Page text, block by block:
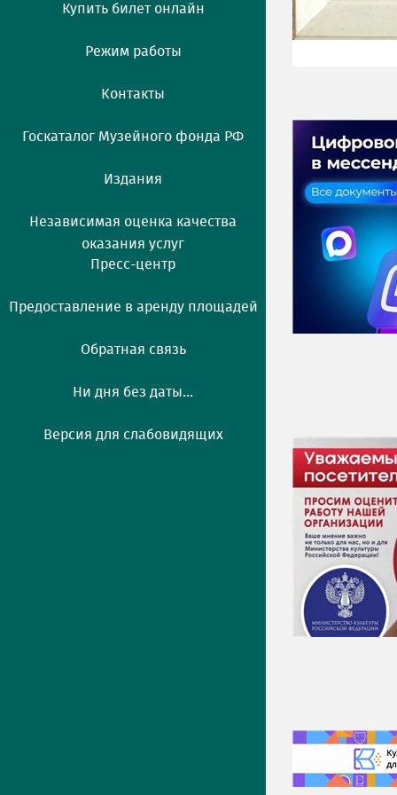
Купить билет онлайн
Режим работы
Контакты
Госкаталог Музейного фонда РФ
Издания
Независимая оценка качества
оказания услуг
Пресс-центр
Предоставление в аренду площадей
Обратная связь
Ни дня без даты...
Версия для слабовидящих